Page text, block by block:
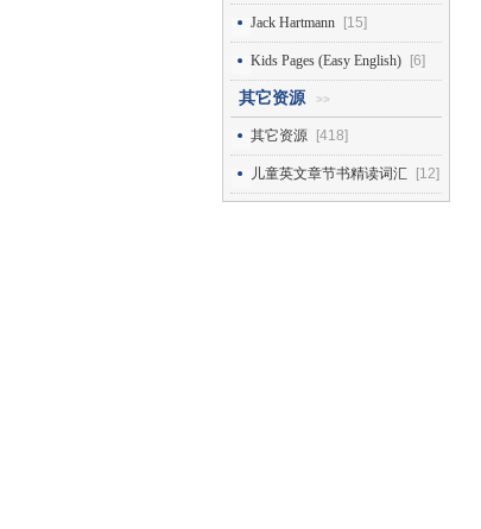
Jack Hartmann [15]
Kids Pages (Easy English) [6]
其它资源 >>
其它资源 [418]
儿童英文章节书精读词汇 [12]